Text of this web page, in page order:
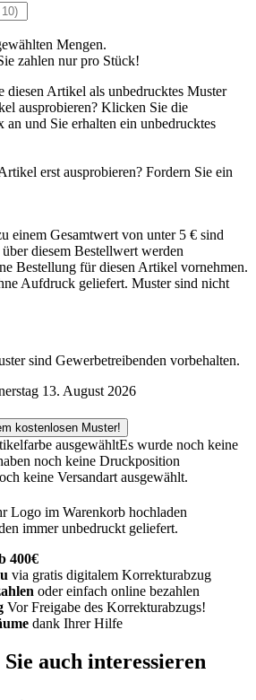
Mengen.
zahlen nurpro Stück!
diesen Artikel als unbedrucktes Muster
ausprobieren? Klicken Sie die
an und Sie erhalten ein unbedrucktes
erst ausprobieren? Fordern Sie ein
einem Gesamtwert von unter 5 € sind
diesem Bestellwert werden
Bestellung für diesen Artikel vornehmen.
Aufdruck geliefert. Muster sind nicht
sind Gewerbetreibenden vorbehalten.
13. August 2026
kostenlosen Muster!
ausgewähltEs wurde noch keine
noch keine Druckposition
keine Versandart ausgewählt.
Logo im Warenkorb hochladen
immer unbedruckt geliefert.
400€
via gratis digitalem Korrekturabzug
oder einfach online bezahlen
Vor Freigabe des Korrekturabzugs!
dank Ihrer Hilfe
auch interessieren